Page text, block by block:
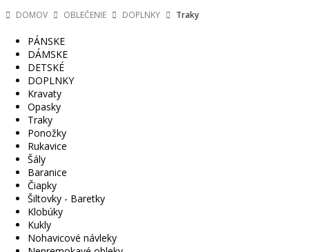
DOMOV OBLEČENIE DOPLNKY Traky
PÁNSKE
DÁMSKE
DETSKÉ
DOPLNKY
Kravaty
Opasky
Traky
Ponožky
Rukavice
Šály
Baranice
Čiapky
Šiltovky - Baretky
Klobúky
Kukly
Nohavicové návleky